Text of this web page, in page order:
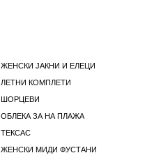
ЖЕНСКИ ЈАКНИ И ЕЛЕЦИ
ЛЕТНИ КОМПЛЕТИ
ШОРЦЕВИ
ОБЛЕКА ЗА НА ПЛАЖА
ТЕКСАС
ЖЕНСКИ МИДИ ФУСТАНИ